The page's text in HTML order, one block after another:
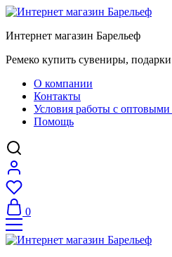
Интернет магазин Барельеф
Ремеко купить сувениры,
О компании
Контакты
Условия работы с оптовыми
Помощь
0